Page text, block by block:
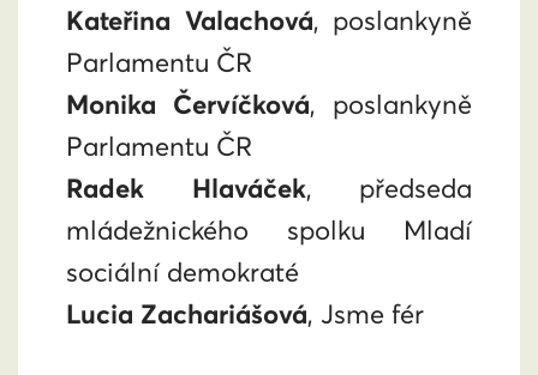
Kateřina Valachová, poslankyně
Parlamentu ČR
Monika Červíčková, poslankyně
Parlamentu ČR
Radek Hlaváček, předseda
mládežnického spolku Mladí
sociální demokraté
Lucia Zachariášová, Jsme fér